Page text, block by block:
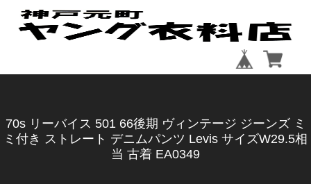
70s リーバイス 501 66後期 ヴィンテージ ジーンズ ミ
ミ付き ストレート デニムパンツ Levis サイズW29.5相
当 古着 EA0349